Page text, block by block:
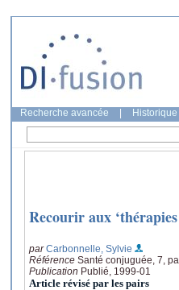
Recherche avancée
Recourir aux
parCarbonnelle, Sylvie
Référence Santé conjuguée, 7,
Publication Publié, 1999-01
Article révisé par les pairs